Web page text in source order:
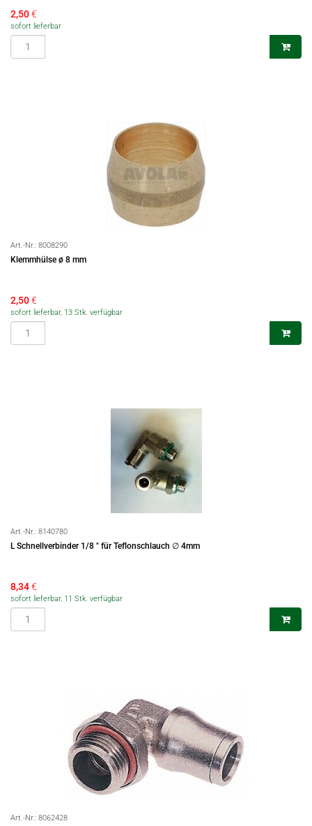
2,50€
sofort lieferbar
Art.-Nr.: 8008290
Klemmhülse ø 8 mm
2,50€
sofort lieferbar, 13 Stk. verfügbar
Art.-Nr.: 8140780
L Schnellverbinder 1/8 " für Teflonschlauch ∅ 4mm
8,34€
sofort lieferbar, 11 Stk. verfügbar
Art.-Nr.: 8062428